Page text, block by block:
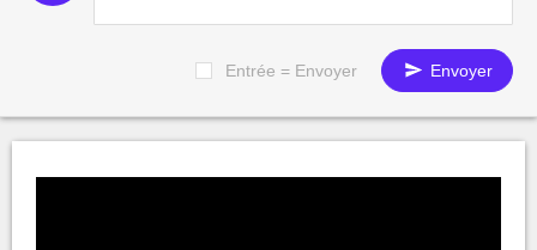
Entrée = Envoyer Envoyer